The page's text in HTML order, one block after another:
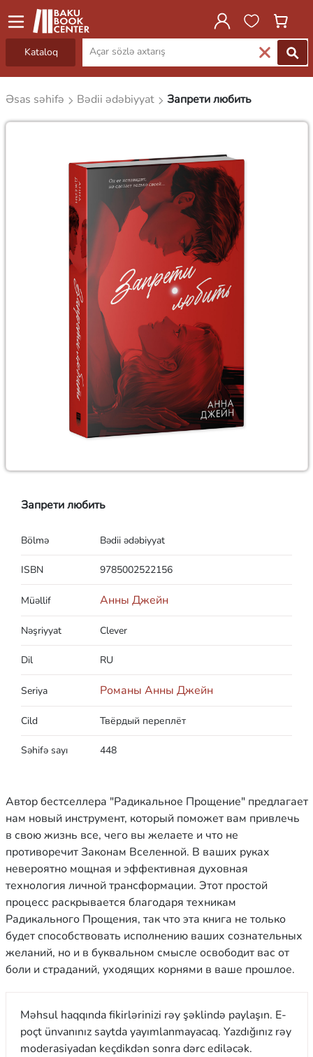
Kataloq
Əsas səhifə Bədii ədəbiyyat Запрети любить
Запрети любить
Bölmə Bədii ədəbiyyat
ISBN 9785002522156
Müəllif Анны Джейн
Nəşriyyat Clever
Dil RU
Seriya Романы Анны Джейн
Cild Твёрдый переплёт
Səhifə sayı 448
Автор бестселлера "Радикальное Прощение" предлагает
нам новый инструмент, который поможет вам привлечь
в свою жизнь все, чего вы желаете и что не
противоречит Законам Вселенной. В ваших руках
невероятно мощная и эффективная духовная
технология личной трансформации. Этот простой
процесс раскрывается благодаря техникам
Радикального Прощения, так что эта книга не только
будет способствовать исполнению ваших сознательных
желаний, но и в буквальном смысле освободит вас от
боли и страданий, уходящих корнями в ваше прошлое.
Məhsul haqqında fikirlərinizi rəy şəklində paylaşın. E-
poçt ünvanınız saytda yayımlanmayacaq. Yazdığınız rəy
moderasiyadan keçdikdən sonra dərc ediləcək.